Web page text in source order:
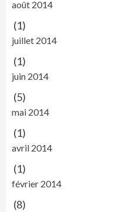
août 2014
(1)
juillet 2014
(1)
juin 2014
(5)
mai 2014
(1)
avril 2014
(1)
février 2014
(8)